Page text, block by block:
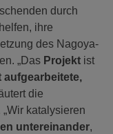
durch
ihre
des Nagoya-
„Das Projekt ist
aufgearbeitete,
die
katalysieren
untereinander,